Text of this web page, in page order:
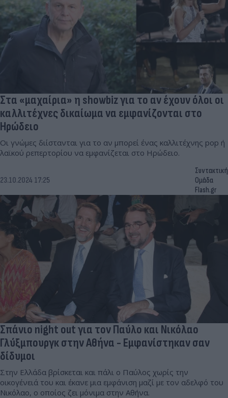
Στα «μαχαίρια» η showbiz για το αν έχουν όλοι οι
καλλιτέχνες δικαίωμα να εμφανίζονται στο
Ηρώδειο
Οι γνώμες διίστανται για το αν μπορεί ένας καλλιτέχνης pop ή
λαϊκού ρεπερτορίου να εμφανίζεται στο Ηρώδειο.
23.10.2024 17:25
Συντακτική
Ομάδα
Flash.gr
Σπάνιο night out για τον Παύλο και Νικόλαο
Γλύξμπουργκ στην Αθήνα - Εμφανίστηκαν σαν
δίδυμοι
Στην Ελλάδα βρίσκεται και πάλι ο Παύλος χωρίς την
οικογένειά του και έκανε μια εμφάνιση μαζί με τον αδελφό του
Νικόλαο, ο οποίος ζει μόνιμα στην Αθήνα.